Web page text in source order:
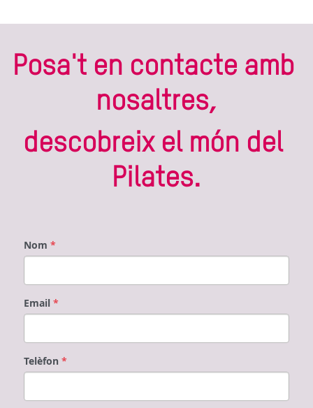
Posa't en contacte amb
nosaltres,
descobreix el món del
Pilates.
Nom *
Email*
Telèfon*